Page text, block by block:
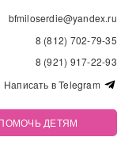
bfmiloserdie@yandex.ru
8 (812) 702-79-35
8 (921) 917-22-93
Написать в Telegram
ДЕТЯМ